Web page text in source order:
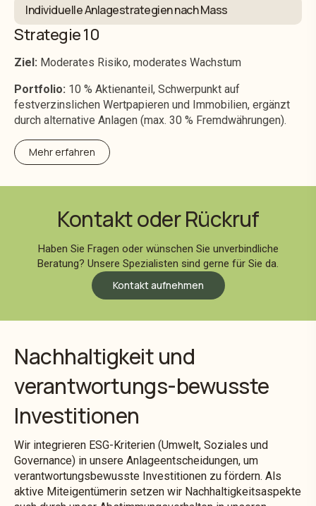
Individuelle Anlagestrategien nach Mass
Strategie 10
Ziel: Moderates Risiko, moderates Wachstum
Portfolio: 10 % Aktienanteil, Schwerpunkt auf
festverzinslichen Wertpapieren und Immobilien, ergänzt
durch alternative Anlagen (max. 30 % Fremdwährungen).
Mehr erfahren
Kontakt oder Rückruf
Haben Sie Fragen oder wünschen Sie unverbindliche
Beratung? Unsere Spezialisten sind gerne für Sie da.
Kontakt aufnehmen
Nachhaltigkeit und
verantwortungs-bewusste
Investitionen
Wir integrieren ESG-Kriterien (Umwelt, Soziales und
Governance) in unsere Anlageentscheidungen, um
verantwortungsbewusste Investitionen zu fördern. Als
aktive Miteigentümerin setzen wir Nachhaltigkeitsaspekte